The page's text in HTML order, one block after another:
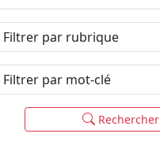
Filtrer par rubrique
Filtrer par mot-clé
Rechercher